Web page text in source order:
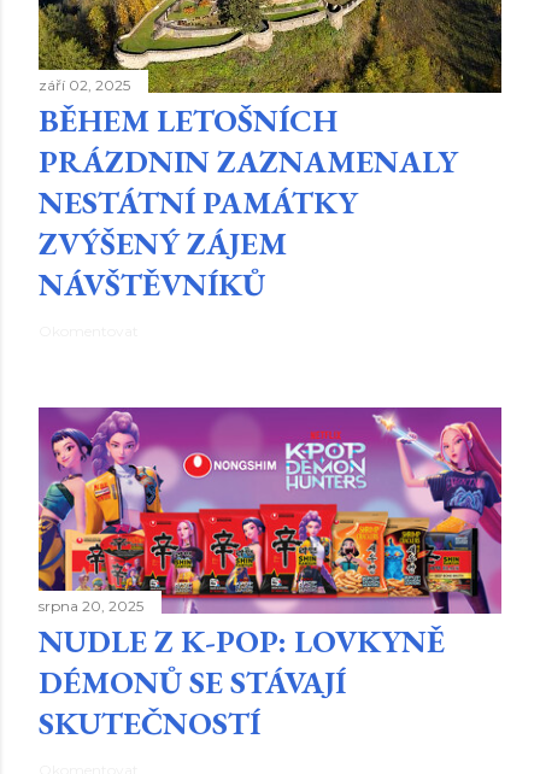
září 02, 2025
BĚHEM LETOŠNÍCH
PRÁZDNIN ZAZNAMENALY
NESTÁTNÍ PAMÁTKY
ZVÝŠENÝ ZÁJEM
NÁVŠTĚVNÍKŮ
srpna 20, 2025
NUDLE Z K-POP: LOVKYNĚ
DÉMONŮ SE STÁVAJÍ
SKUTEČNOSTÍ